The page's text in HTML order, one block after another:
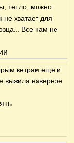
тепло, можно
не хватает для
Все нам не
ветрам еще и
выжила наверное